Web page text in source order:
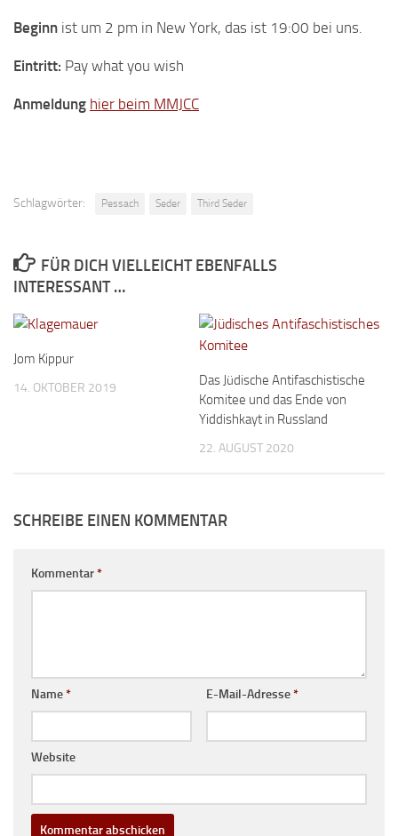
Beginn ist um 2 pm in New York, das ist 19:00 bei uns.
Eintritt: Pay what you wish
Anmeldung hier beim MMJCC
Schlagwörter: Pessach Seder Third Seder
FÜR DICH VIELLEICHT EBENFALLS
INTERESSANT …
Jom Kippur
14. OKTOBER 2019
Das Jüdische Antifaschistische
Komitee und das Ende von
Yiddishkayt in Russland
22. AUGUST 2020
SCHREIBE EINEN KOMMENTAR
Kommentar*
Name* E-Mail-Adresse*
Website